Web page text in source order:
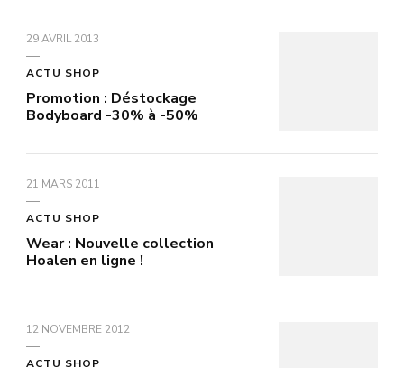
29 AVRIL 2013
ACTU SHOP
Promotion : Déstockage
Bodyboard -30% à -50%
21 MARS 2011
ACTU SHOP
Wear : Nouvelle collection
Hoalen en ligne !
12 NOVEMBRE 2012
ACTU SHOP